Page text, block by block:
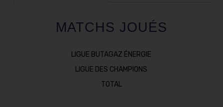
MATCHS JOUÉS
LIGUE BUTAGAZ ÉNERGIE
LIGUE DES CHAMPIONS
TOTAL